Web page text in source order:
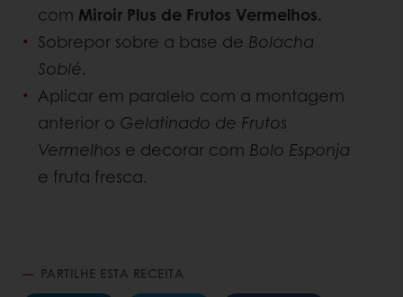
com Miroir Plus de Frutos Vermelhos.
Sobrepor sobre a base de Bolacha
Soblé.
Aplicar em paralelo com a montagem
anterior o Gelatinado de Frutos
Vermelhos e decorar com Bolo Esponja
e fruta fresca.
PARTILHE ESTA RECEITA